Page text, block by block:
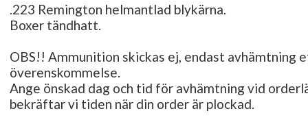
.223 Remington helmantlad blykärna.
Boxer tändhatt.
OBS!! Ammunition skickas ej, endast avhämtning
överenskommelse.
Ange önskad dag och tid för avhämtning vid
bekräftar vi tiden när din order är plockad.